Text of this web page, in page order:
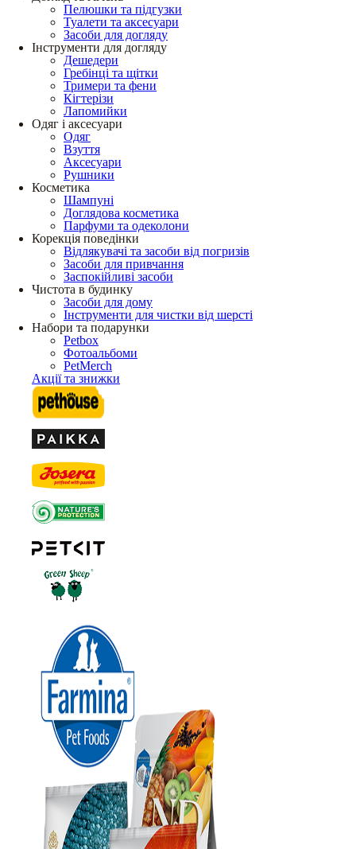
Пелюшки та підгузки
Туалети та аксесуари
Засоби для догляду
Інструменти для догляду
Дешедери
Гребінці та щітки
Тримери та фени
Кігтерізи
Лапомийки
Одяг і аксесуари
Одяг
Взуття
Аксесуари
Рушники
Косметика
Шампуні
Доглядова косметика
Парфуми та одеколони
Корекція поведінки
Відлякувачі та засоби від погризів
Засоби для привчання
Заспокійливі засоби
Чистота в будинку
Засоби для дому
Інструменти для чистки від шерсті
Набори та подарунки
Petbox
Фотоальбоми
PetMerch
Акції та знижки